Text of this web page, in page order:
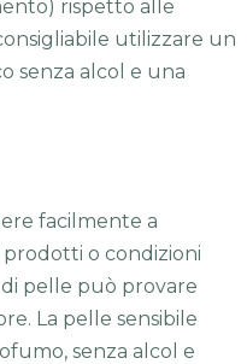
rispetto alle
utilizzare un
senza alcol e una
facilmente a
o condizioni
pelle può provare
La pelle sensibile
senza alcol e